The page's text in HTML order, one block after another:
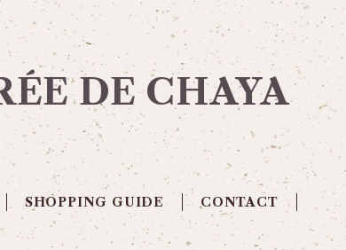
DE CHAYA
SHOPPING GUIDE CONTACT